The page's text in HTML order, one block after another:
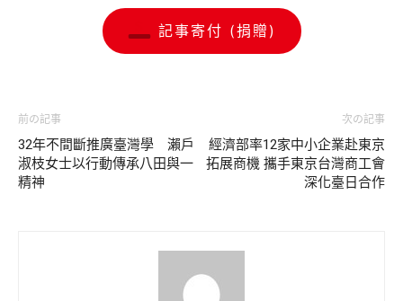
記事寄付 (捐贈)
前の記事
32年不間斷推廣臺灣學 瀨戶
淑枝女士以行動傳承八田與一
精神
次の記事
經濟部率12家中小企業赴東京
拓展商機 攜手東京台灣商工會
深化臺日合作